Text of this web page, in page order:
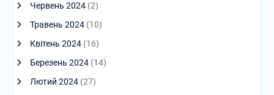
Червень 2024(2)
Травень 2024(10)
Квітень 2024(16)
Березень 2024(14)
Лютий 2024(27)